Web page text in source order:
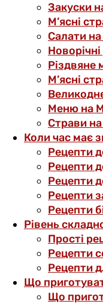
Закуски
М’ясні
Салати
Різдвяне
М’ясні
Меню на
Страви
Коли час має
Рецепти
Рецепти
Рецепти
Рецепти
Рецепти
Рівень
Прості
Рецепти
Рецепти
Що
Що